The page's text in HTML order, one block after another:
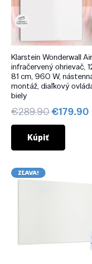
Klarstein Wonderwall
infračervený ohrievač,
81 cm, 960 W,
montáž, diaľkový
biely
€289.90Pôvodná
cena
€289.90.
€179.90
Kúpiť
ZĽAVA!